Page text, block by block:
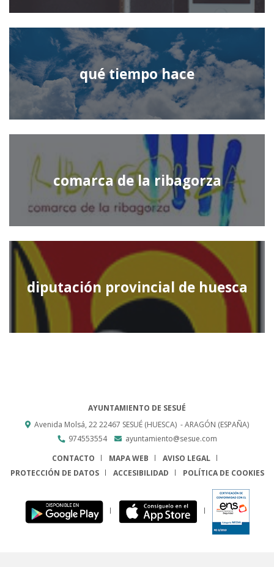
qué tiempo hace
comarca de la ribagorza
diputación provincial de huesca
AYUNTAMIENTO DE SESUÉ
Avenida Molsá, 2222467 SESUÉ (HUESCA) - ARAGÓN (ESPAÑA)
974553554
ayuntamiento@sesue.com
CONTACTO
MAPA WEB
AVISO LEGAL
PROTECCIÓN DE DATOS
ACCESIBILIDAD POLÍTICA DE COOKIES